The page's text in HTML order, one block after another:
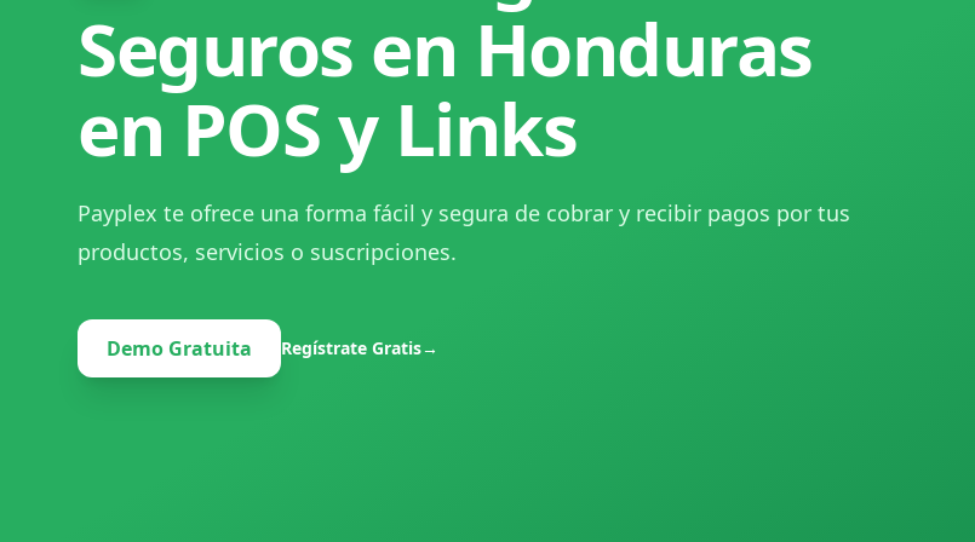
Seguros en Honduras
en POS y Links
Payplex te ofrece una forma fácil y segura de cobrar y recibir pagos por tus
productos, servicios o suscripciones.
Demo Gratuita Regístrate Gratis→